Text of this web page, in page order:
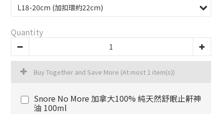
Quantity
Buy Together and Save More (At most 1 item(s))
Snore No More 加拿大100% 純天然舒眠止鼾神
油 100ml